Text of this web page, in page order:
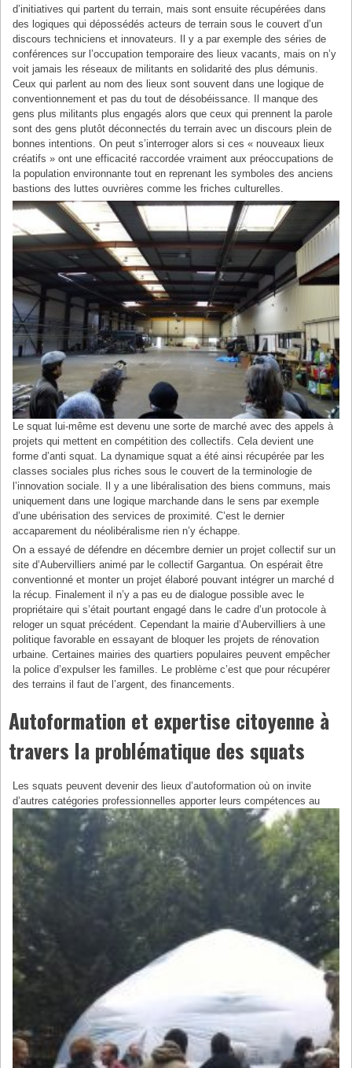
d’initiatives qui partent du terrain, mais sont ensuite récupérées dans
des logiques qui dépossédés acteurs de terrain sous le couvert d’un
discours techniciens et innovateurs. Il y a par exemple des séries de
conférences sur l’occupation temporaire des lieux vacants, mais on n’y
voit jamais les réseaux de militants en solidarité des plus démunis.
Ceux qui parlent au nom des lieux sont souvent dans une logique de
conventionnement et pas du tout de désobéissance. Il manque des
gens plus militants plus engagés alors que ceux qui prennent la parole
sont des gens plutôt déconnectés du terrain avec un discours plein de
bonnes intentions. On peut s’interroger alors si ces « nouveaux lieux
créatifs » ont une efficacité raccordée vraiment aux préoccupations de
la population environnante tout en reprenant les symboles des anciens
bastions des luttes ouvrières comme les friches culturelles.
Le squat lui-même est devenu une sorte de marché avec des appels à
projets qui mettent en compétition des collectifs. Cela devient une
forme d’anti squat. La dynamique squat a été ainsi récupérée par les
classes sociales plus riches sous le couvert de la terminologie de
l’innovation sociale. Il y a une libéralisation des biens communs, mais
uniquement dans une logique marchande dans le sens par exemple
d’une ubérisation des services de proximité. C’est le dernier
accaparement du néolibéralisme rien n’y échappe.
On a essayé de défendre en décembre dernier un projet collectif sur un
site d’Aubervilliers animé par le collectif Gargantua. On espérait être
conventionné et monter un projet élaboré pouvant intégrer un marché d
la récup. Finalement il n’y a pas eu de dialogue possible avec le
propriétaire qui s’était pourtant engagé dans le cadre d’un protocole à
reloger un squat précédent. Cependant la mairie d’Aubervilliers à une
politique favorable en essayant de bloquer les projets de rénovation
urbaine. Certaines mairies des quartiers populaires peuvent empêcher
la police d’expulser les familles. Le problème c’est que pour récupérer
des terrains il faut de l’argent, des financements.
Autoformation et expertise citoyenne à
travers la problématique des squats
Les squats peuvent devenir des lieux d’autoformation où on invite
d’autres catégories professionnellesapporter leurs compétences au